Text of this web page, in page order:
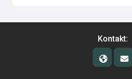
Kontakt: